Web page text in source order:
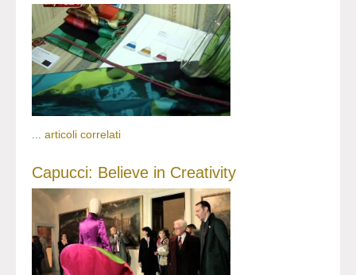
articoli correlati
Capucci: Believe in Creativity